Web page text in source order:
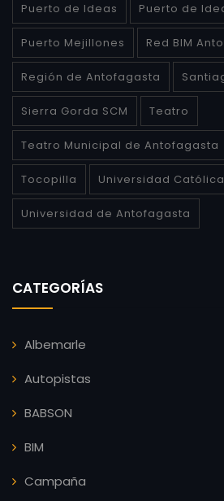
Puerto de Ideas Puerto de
Puerto Mejillones Red BIM
Región de Antofagasta
Sierra Gorda SCM Teatro
Teatro Municipal de Antofagasta
Tocopilla Universidad
Universidad de Antofagasta
CATEGORÍAS
Albemarle
Autopistas
BABSON
BIM
Campaña